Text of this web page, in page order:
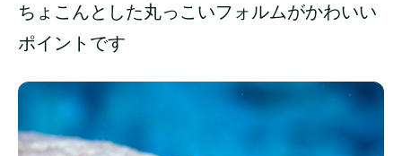
ちょこんとした丸っこいフォルムがかわいい
ポイントです